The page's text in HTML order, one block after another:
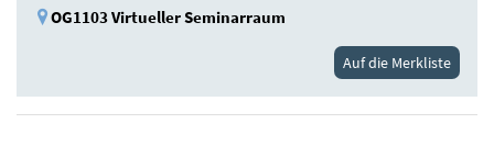
OG1103 Virtueller Seminarraum
Auf die Merkliste